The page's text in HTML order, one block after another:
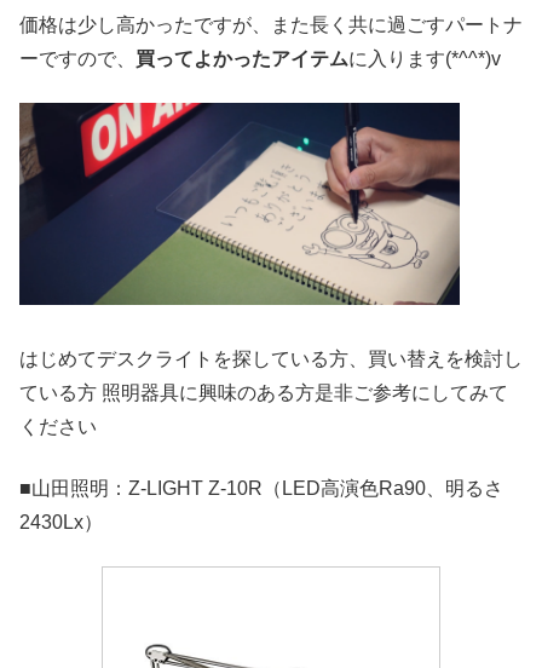
価格は少し高かったですが、また長く共に過ごすパートナ
ーですので、 買ってよかったアイテムに入ります(*^^*)v
はじめてデスクライトを探している方、買い替えを検討し
ている方 照明器具に興味のある方是非ご参考にしてみて
ください
■山田照明：Z-LIGHT Z-10R（LED高演色Ra90、明るさ
2430Lx）